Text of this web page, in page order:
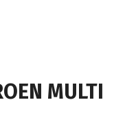
MULTI